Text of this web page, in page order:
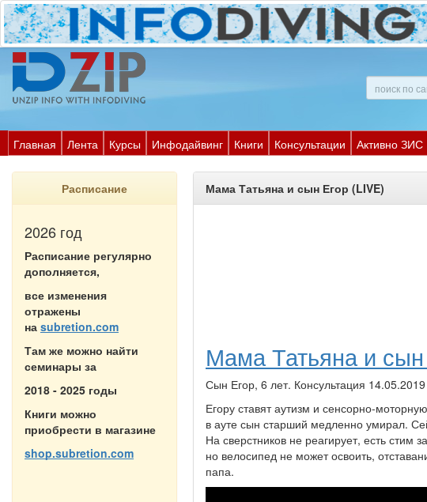
Главная Лента Курсы Инфодайвинг Книги Консультации Активно ЗИС
Расписание
2026 год
Расписание регулярно
дополняется,
все изменения
отражены
на subretion.com
Там же можно найти
семинары за
2018 - 2025 годы
Книги можно
приобрести в магазине
shop.subretion.com
Мама Татьяна и сын Егор (LIVE)
Мама Татьяна и
Сын Егор, 6 лет. Консультация 14.05.2019
Егору ставят аутизм и сенсорно-
в ауте сын старший медленно умирал.
На сверстников не реагирует, есть стим
но велосипед не может освоить,
папа.